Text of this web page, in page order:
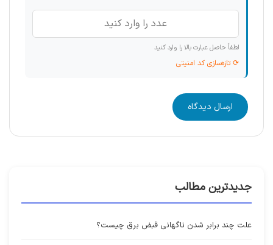
لطفاً حاصل عبارت بالا را وارد کنید
⟳ تازه‌سازی کد امنیتی
ارسال دیدگاه
جدیدترین مطالب
علت چند برابر شدن ناگهانی قبض برق چیست؟